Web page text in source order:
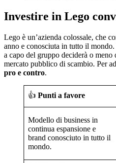
Investire in Lego
Lego è un’azienda colossale, che
anno e conosciuta in tutto il
a capo del gruppo deciderà o
mercato pubblico di scambio. Per
pro e contro.
👍 Punti a favore
Modello di business in
continua espansione e
brand conosciuto in tutto il
mondo.